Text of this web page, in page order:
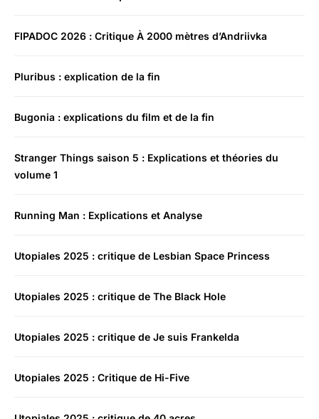
FIPADOC 2026 : Critique À 2000 mètres d’Andriivka
Pluribus : explication de la fin
Bugonia : explications du film et de la fin
Stranger Things saison 5 : Explications et théories du
volume 1
Running Man : Explications et Analyse
Utopiales 2025 : critique de Lesbian Space Princess
Utopiales 2025 : critique de The Black Hole
Utopiales 2025 : critique de Je suis Frankelda
Utopiales 2025 : Critique de Hi-Five